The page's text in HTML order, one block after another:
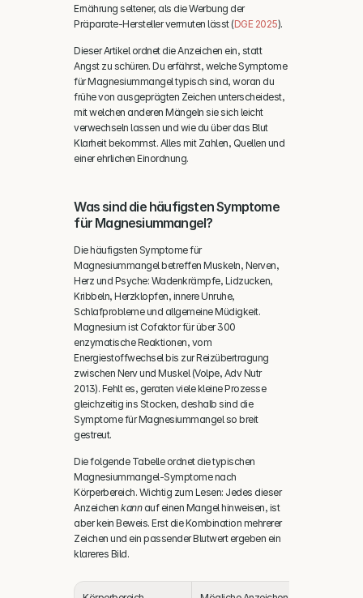
Ernährung seltener, als die Werbung der
Präparate-Hersteller vermuten lässt (DGE 2025).
Dieser Artikel ordnet die Anzeichen ein, statt
Angst zu schüren. Du erfährst, welche Symptome
für Magnesiummangel typisch sind, woran du
frühe von ausgeprägten Zeichen unterscheidest,
mit welchen anderen Mängeln sie sich leicht
verwechseln lassen und wie du über das Blut
Klarheit bekommst. Alles mit Zahlen, Quellen und
einer ehrlichen Einordnung.
Was sind die häufigsten Symptome
für Magnesiummangel?
Die häufigsten Symptome für
Magnesiummangel betreffen Muskeln, Nerven,
Herz und Psyche: Wadenkrämpfe, Lidzucken,
Kribbeln, Herzklopfen, innere Unruhe,
Schlafprobleme und allgemeine Müdigkeit.
Magnesium ist Cofaktor für über 300
enzymatische Reaktionen, vom
Energiestoffwechsel bis zur Reizübertragung
zwischen Nerv und Muskel (Volpe, Adv Nutr
2013). Fehlt es, geraten viele kleine Prozesse
gleichzeitig ins Stocken, deshalb sind die
Symptome für Magnesiummangel so breit
gestreut.
Die folgende Tabelle ordnet die typischen
Magnesiummangel-Symptome nach
Körperbereich. Wichtig zum Lesen: Jedes dieser
Anzeichen kann auf einen Mangel hinweisen, ist
aber kein Beweis. Erst die Kombination mehrerer
Zeichen und ein passender Blutwert ergeben ein
klareres Bild.